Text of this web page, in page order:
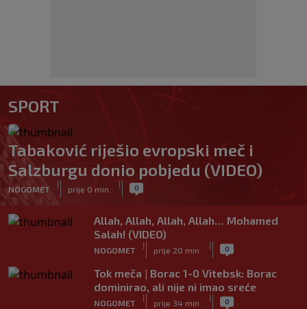
SPORT
Tabaković riješio evropski meč i
Salzburgu donio pobjedu (VIDEO)
NOGOMET
|
prije 0 min.
| 0
Allah, Allah, Allah, Allah… Mohamed
Salah! (VIDEO)
NOGOMET
|
prije 20 min.
| 0
Tok meča | Borac 1-0 Vitebsk: Borac
dominirao, ali nije ni imao sreće
NOGOMET
|
prije 34 min.
| 0